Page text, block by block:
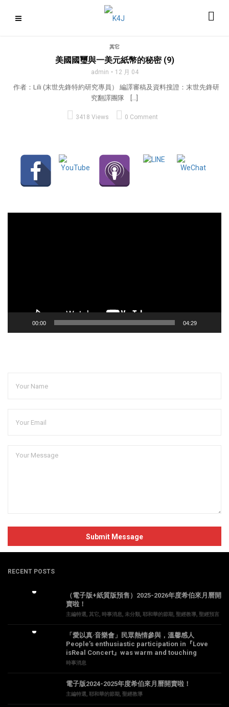
其它
美國國璽與一美元紙幣的秘密 (9)
admin 12 月 04
作者：Lili (末世先鋒特約研究專員） 編譯審稿及資料搜證：末世先鋒研
究翻譯團隊 […]
3418 Views 0 Comment
00:00 04:29
RECENT POSTS
（電子版+紙質版預售）2025-2026年度希伯來月曆開
賣啦！
主編特選 其它 時事消息 未分類 耶和華的節期 聖經教導 聖經預言
「愛以真·音樂會」民眾熱情參與，溫馨感人
People’s enthusiastic participation in『Love
isReal Concert』was warm and touching
時事消息
電子版2024-2025年度希伯來月曆開賣啦！
主編特選 耶和華的節期 聖經教導